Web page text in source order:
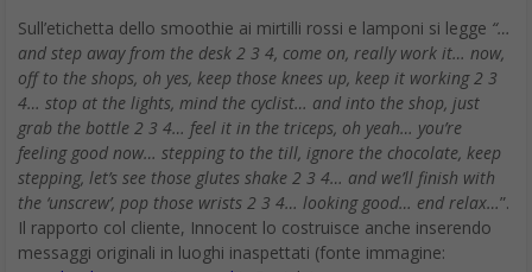
Sull’etichetta dello smoothie ai mirtilli rossi e lamponi si legge “…
and step away from the desk 2 3 4, come on, really work it… now,
off to the shops, oh yes, keep those knees up, keep it working 2 3
4… stop at the lights, mind the cyclist… and into the shop, just
grab the bottle 2 3 4… feel it in the triceps, oh yeah… you’re
feeling good now… stepping to the till, ignore the chocolate, keep
stepping, let’s see those glutes shake 2 3 4… and we’ll finish with
the ‘unscrew’, pop those wrists 2 3 4… looking good… end relax…”.
Il rapporto col cliente, Innocent lo costruisce anche inserendo
messaggi originali in luoghi inaspettati (fonte immagine: